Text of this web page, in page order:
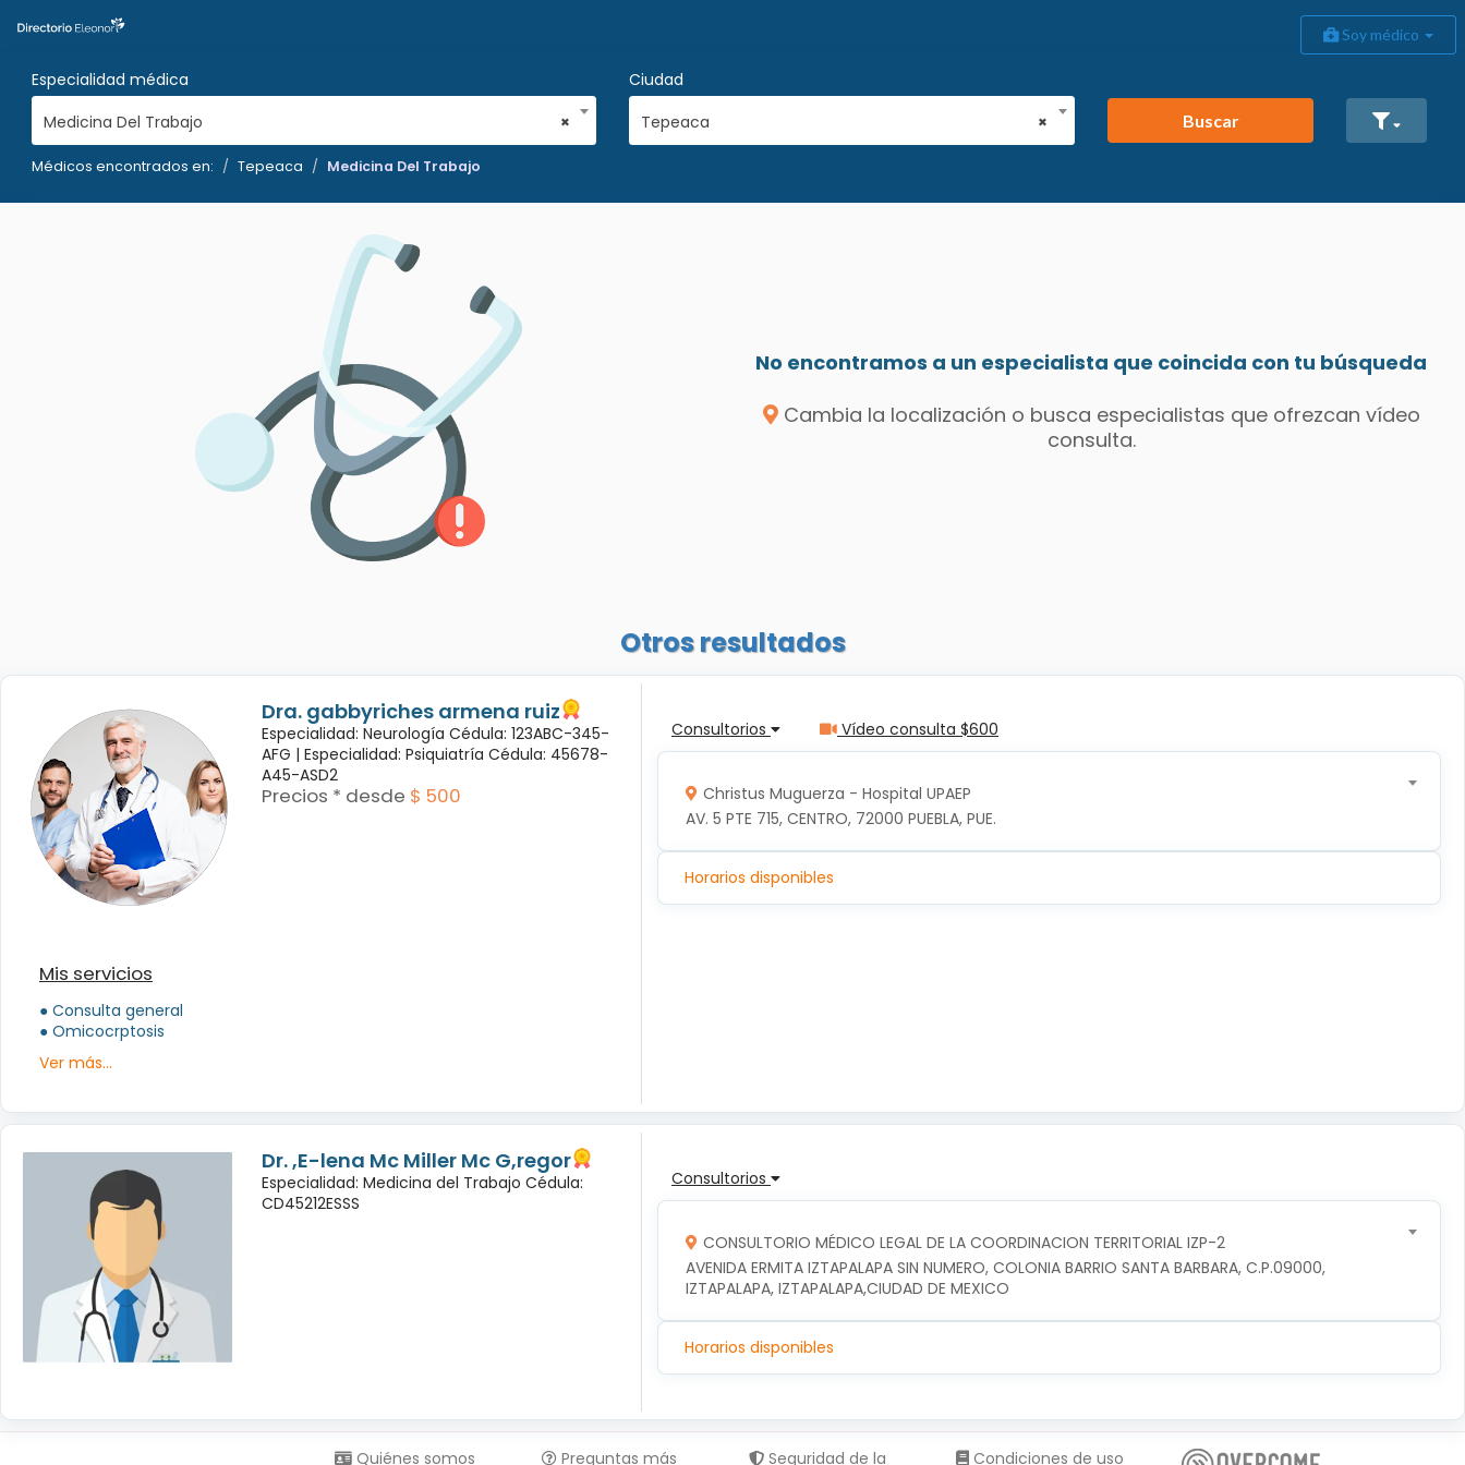
Soy médico
Especialidad médica
×
Medicina Del Trabajo
Ciudad
×
Tepeaca Buscar
Médicos encontrados en: Tepeaca Medicina Del Trabajo
No encontramos a un especialista que coincida con tu búsqueda
Cambia la localización o busca especialistas que ofrezcan vídeo
consulta.
Otros resultados
Dra. gabbyriches armena ruiz
Especialidad: Neurología Cédula: 123ABC-345-
AFG | Especialidad: Psiquiatría Cédula: 45678-
A45-ASD2
Precios * desde $ 500
Mis servicios
● Consulta general
● Omicocrptosis
Ver más...
Consultorios Vídeo consulta $600
Christus Muguerza - Hospital UPAEP
AV. 5 PTE 715, CENTRO, 72000 PUEBLA, PUE.
Horarios disponibles
Dr. ,E-lena Mc Miller Mc G,regor
Especialidad: Medicina del Trabajo Cédula:
CD45212ESSS
Consultorios
CONSULTORIO MÉDICO LEGAL DE LA COORDINACION TERRITORIAL IZP-2
AVENIDA ERMITA IZTAPALAPA SIN NUMERO, COLONIA BARRIO SANTA BARBARA, C.P.09000,
IZTAPALAPA, IZTAPALAPA,CIUDAD DE MEXICO
Horarios disponibles
Quiénes somos Preguntas más Seguridad de la Condiciones de uso